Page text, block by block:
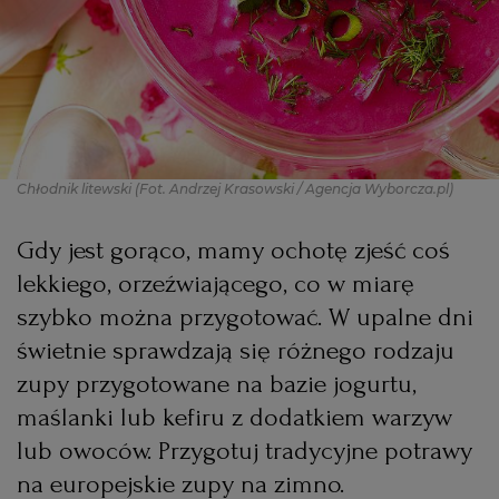
NAPOJE
SAŁATKI
MAKARONY
DRÓB
MIĘSA
RYBY
PRZEKĄSKI
DOMOWE PRZYJĘCIE
GRILL
KUCHNIA CHIŃSKA
KUCHNIA TAJSKA
KUCHNIA GRECKA
KUCHNIA PORTUGALSKA
KUCHNIA FRANCUSKA
KUCHNIA AMERYKAŃSKA
KUCHNIA POLSKA
ZAKUPY
SPRZĘT KUCHENNY
FIT PRZEPISY
WEGE
WEGAN
BEZ GLUTENU
PODRÓŻE KULINARNE
HISTORIE KULINARNE
FELIETONY KULINARNE
KSIĄŻKI KULINARNE
SZEF KUCHNI
NASZE SERWISY
SERWISY LOKALNE
BIAŁYSTOK
BIELSKO-BIAŁA
BYDGOSZCZ
CZĘSTOCHOWA
ELBLĄG
WYBORCZA.PL
MAGAZYNY
DUŻY FORMAT
WOLNA SOBOTA
ALE HISTORIA
WYBORCZA CLASSIC
WYBORCZA.BIZ
WYSOKIE OBCASY
Chłodnik litewski (Fot. Andrzej Krasowski / Agencja Wyborcza.pl)
Gdy jest gorąco, mamy ochotę zjeść coś
lekkiego, orzeźwiającego, co w miarę
szybko można przygotować. W upalne dni
świetnie sprawdzają się różnego rodzaju
zupy przygotowane na bazie jogurtu,
maślanki lub kefiru z dodatkiem warzyw
lub owoców. Przygotuj tradycyjne potrawy
na europejskie zupy na zimno.